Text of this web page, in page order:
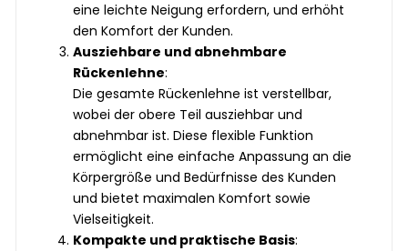
eine leichte Neigung erfordern, und erhöht
den Komfort der Kunden.
Ausziehbare und abnehmbare
Rückenlehne:
Die gesamte Rückenlehne ist verstellbar,
wobei der obere Teil ausziehbar und
abnehmbar ist. Diese flexible Funktion
ermöglicht eine einfache Anpassung an die
Körpergröße und Bedürfnisse des Kunden
und bietet maximalen Komfort sowie
Vielseitigkeit.
Kompakte und praktische Basis: